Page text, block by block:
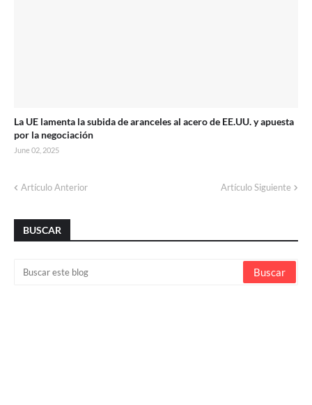
La UE lamenta la subida de aranceles al acero de EE.UU. y apuesta
por la negociación
June 02, 2025
Artículo Anterior Artículo Siguiente
BUSCAR